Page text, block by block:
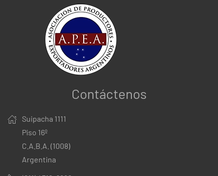
Contáctenos
Suipacha 1111
Piso 16º
C.A.B.A. (1008)
Argentina